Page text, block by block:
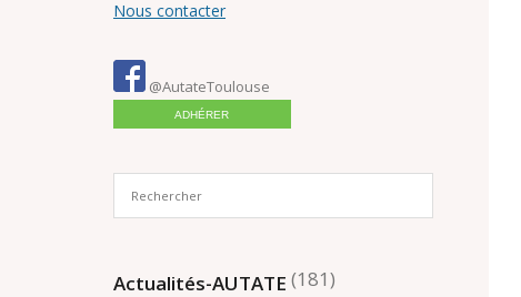
Nous contacter
@AutateToulouse
ADHÉRER
Actualités-AUTATE (181)